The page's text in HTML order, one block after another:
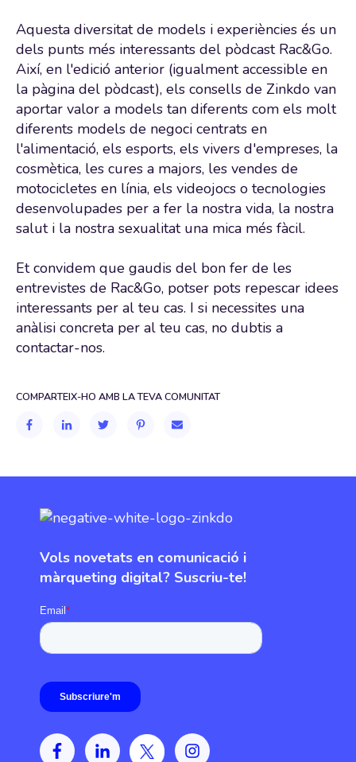
Aquesta diversitat de models i experiències és un
dels punts més interessants del pòdcast Rac&Go.
Així, en l'edició anterior (igualment accessible en
la pàgina del pòdcast), els consells de Zinkdo van
aportar valor a models tan diferents com els molt
diferents models de negoci centrats en
l'alimentació, els esports, els vivers d'empreses, la
cosmètica, les cures a majors, les vendes de
motocicletes en línia, els videojocs o tecnologies
desenvolupades per a fer la nostra vida, la nostra
salut i la nostra sexualitat una mica més fàcil.
Et convidem que gaudis del bon fer de les
entrevistes de Rac&Go, potser pots repescar idees
interessants per al teu cas. I si necessites una
anàlisi concreta per al teu cas, no dubtis a
contactar-nos.
COMPARTEIX-HO AMB LA TEVA COMUNITAT
Vols novetats en comunicació i
màrqueting digital? Suscriu-te!